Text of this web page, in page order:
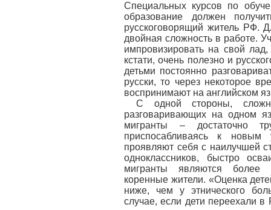
Специальных курсов по
образование должен
русскоговорящий житель РФ.
двойная сложность в работе.
импровизировать на свой
кстати, очень полезно и
детьми постоянно
русски, то через некоторое
воспринимают на английском
С одной стороны,
разговаривающих на одном
мигранты – достаточно
приспосабливаясь к новым
проявляют себя с наилучшей
одноклассников, быстро
мигранты являются более
коренные жители. «Оценка
ниже, чем у этнического
случае, если дети переехали